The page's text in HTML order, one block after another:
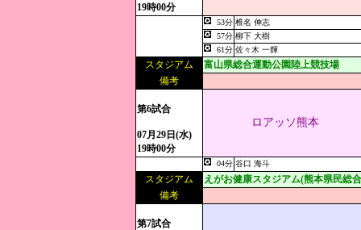
19時00分
53分 椎名 伸志
57分 柳下 大樹
61分 佐々木 一輝
スタジアム
富山県総合運動公園陸上競技場
備考
第6試合
07月29日(水)
19時00分
ロアッソ熊本
04分 谷口 海斗
スタジアム
えがお健康スタジアム(熊本県民総
備考
第7試合